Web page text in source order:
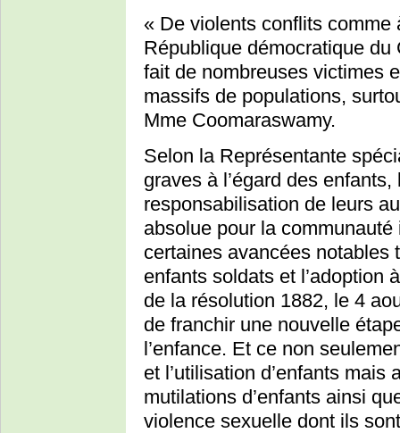
« De violents conflits
République démocratique
fait de nombreuses victimes
massifs de populations,
Mme Coomaraswamy.
Selon la Représentante
graves à l’égard des
responsabilisation de leurs
absolue pour la
certaines avancées notables
enfants soldats et l’adoption
de la résolution 1882, le 4
de franchir une nouvelle
l’enfance. Et ce non
et l’utilisation d’enfants
mutilations d’enfants ainsi
violence sexuelle dont ils